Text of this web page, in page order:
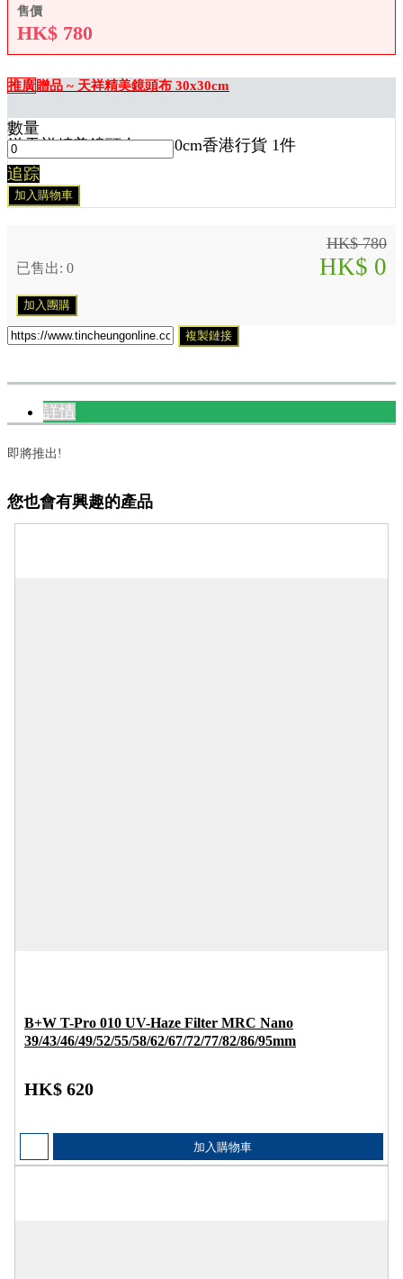
售價
HK$ 780
推廣贈品 ~ 天祥精美鏡頭布 30x30cm
送天祥精美鏡頭布 30x30cm香港行貨 1件
數量
追踪
加入購物車
HK$ 780
已售出: 0 HK$ 0
加入團購
複製鏈接
詳情
即將推出!
您也會有興趣的產品
B+W T-Pro 010 UV-Haze Filter MRC Nano
39/43/46/49/52/55/58/62/67/72/77/82/86/95mm
HK$ 620
加入購物車